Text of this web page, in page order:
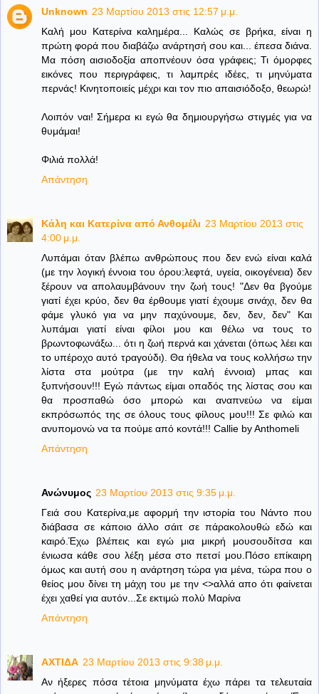
Unknown 23 Μαρτίου 2013 στις 12:57 μ.μ.
Kαλή μου Κατερίνα καλημέρα... Καλώς σε βρήκα, είναι η
πρώτη φορά που διαβάζω ανάρτησή σου και... έπεσα διάνα.
Μα πόση αισιοδοξία αποπνέουν όσα γράφεις; Τι όμορφες
εικόνες που περιγράφεις, τι λαμπρές ιδέες, τι μηνύματα
περνάς! Κινητοποιείς μέχρι και τον πιο απαισιόδοξο, θεωρώ!
Λοιπόν ναι! Σήμερα κι εγώ θα δημιουργήσω στιγμές για να
θυμάμαι!
Φιλιά πολλά!
Απάντηση
Κάλη και Κατερίνα από Ανθομέλι 23 Μαρτίου 2013 στις
4:00 μ.μ.
Λυπάμαι όταν βλέπω ανθρώπους που δεν ενώ είναι καλά
(με την λογική έννοια του όρου:λεφτά, υγεία, οικογένεια) δεν
ξέρουν να απολαυμβάνουν την ζωή τους! "Δεν θα βγούμε
γιατί έχει κρύο, δεν θα έρθουμε γιατί έχουμε σινάχι, δεν θα
φάμε γλυκό για να μην παχύνουμε, δεν, δεν, δεν" Και
λυπάμαι γιατί είναι φίλοι μου και θέλω να τους το
βρωντοφωνάξω... ότι η ζωή περνά και χάνεται (όπως λέει και
το υπέροχο αυτό τραγούδι). Θα ήθελα να τους κολλήσω την
λίστα στα μούτρα (με την καλή έννοια) μπας και
ξυπνήσουν!!! Εγώ πάντως είμαι οπαδός της λίστας σου και
θα προσπαθώ όσο μπορώ και αναπνεύω να είμαι
εκπρόσωπός της σε όλους τους φίλους μου!!! Σε φιλώ και
ανυπομονώ να τα πούμε από κοντά!!! Callie by Anthomeli
Απάντηση
Ανώνυμος 23 Μαρτίου 2013 στις 9:35 μ.μ.
Γειά σου Κατερίνα,με αφορμή την ιστορία του Νάντο που
διάβασα σε κάποιο άλλο σάιτ σε πάρακολουθώ εδώ και
καιρό.Έχω βλέπεις και εγώ μια μικρή μουσουδίτσα και
ένιωσα κάθε σου λέξη μέσα στο πετσί μου.Πόσο επίκαιρη
όμως και αυτή σου η ανάρτηση τώρα για μένα, τώρα που ο
θείος μου δίνει τη μάχη του με την <>αλλά απο ότι φαίνεται
έχει χαθεί για αυτόν...Σε εκτιμώ πολύ Μαρίνα
Απάντηση
ΑΧΤΙΔΑ 23 Μαρτίου 2013 στις 9:38 μ.μ.
Αν ήξερες πόσα τέτοια μηνύματα έχω πάρει τα τελευταία